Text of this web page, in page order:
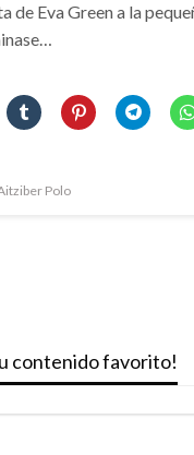
de Eva Green a la
Polo
contenido favorito!